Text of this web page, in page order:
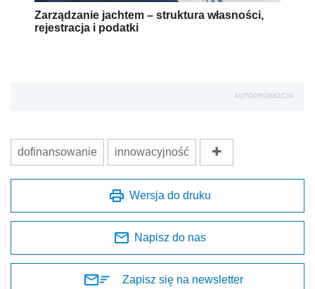
Zarządzanie jachtem – struktura własności,
rejestracja i podatki
AUTOPROMOCJA
dofinansowanie innowacyjność
Wersja do druku
Napisz do nas
Zapisz się na newsletter